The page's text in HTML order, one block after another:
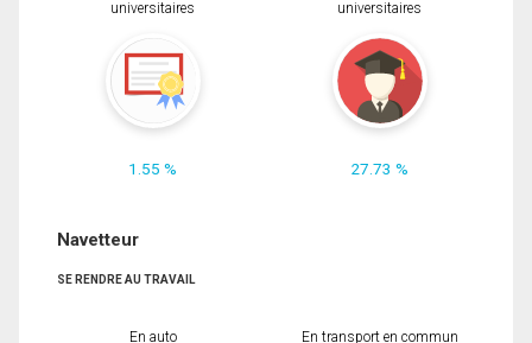
universitaires
1.55 %
universitaires
27.73 %
Navetteur
SE RENDRE AU TRAVAIL
En auto En transport en commun